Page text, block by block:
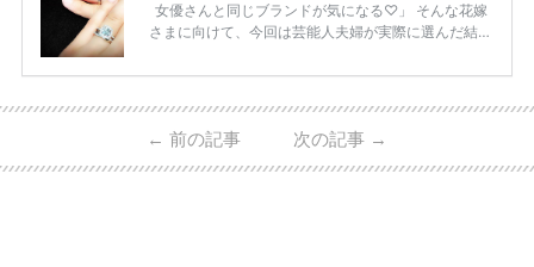
女優さんと同じブランドが気になる♡」 そんな花嫁
さまに向けて、今回は芸能人夫婦が実際に選んだ結婚
ーウィンストンやカルティエ、ティファニーなど世界
日本で人気のブランドまで幅広くご紹介。 さらに、
・愛用している芸能人夫婦 ・リングの特徴や魅力 ・
← 前の記事 次の記事 →